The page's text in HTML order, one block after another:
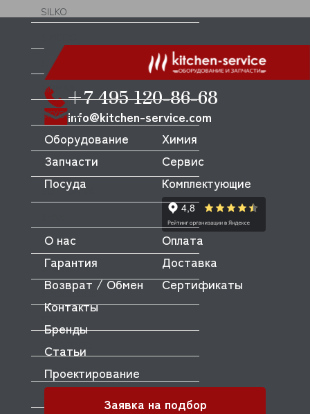
SILKO
SINMAG
SIRMAN
SKYCOLD
SMEG
SMOKI
SOTTORIVA
SPELOR
SPICER
SPIDOCOOK
STARFOOD
STARMIX
+7 495 120-86-68
info@kitchen-service.com
Оборудование
Запчасти
Посуда
Химия
Сервис
Комплектующие
О нас
Оплата
Гарантия
Доставка
Возврат / Обмен
Сертификаты
Контакты
Бренды
Статьи
Проектирование
Заявка на подбор